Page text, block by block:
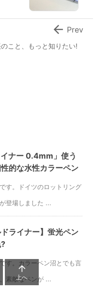
こと、もっと知りたい!
 Prev
イナー 0.4mm」使う
的な水性カラーペン
す。ドイツのロットリング
登場しました ...
ライナー】蛍光ペン
す。カラーペン沼とでも言
素敵なペンが ...

上へ